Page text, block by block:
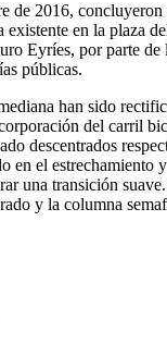
de 2016, concluyeron
existente en la plaza
Eyríes, por parte de
públicas.
han sido
del carril
descentrados
en el estrechamiento
una transición
y la columna